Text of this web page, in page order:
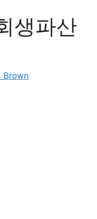
생파산
Brown